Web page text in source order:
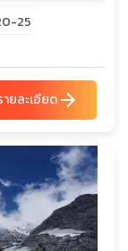
25
ยละเอียดarrow_forward